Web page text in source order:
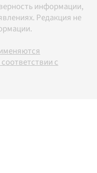
информации,
Редакция не
с